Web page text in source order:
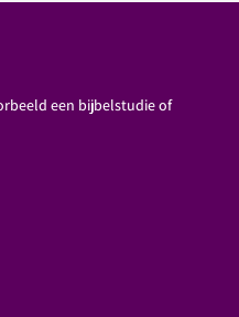
een bijbelstudie of